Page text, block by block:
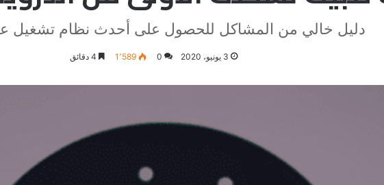
دليل خالي من المشاكل للحصول على أحدث نظام تشغيل
3 يونيو، 2020 0 1٬589